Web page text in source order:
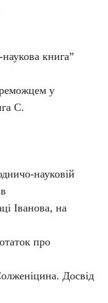
книга”
у
С.
науковій
Іванова, на
про
Досвід